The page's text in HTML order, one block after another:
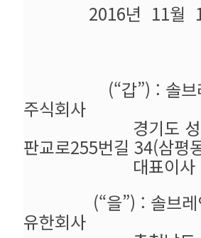
2016년 11월
(“갑”) : 솔브
주식회사
경기도 성남
판교로255번길 34(삼평
대표이사 정
(“을”) : 솔브레인
유한회사